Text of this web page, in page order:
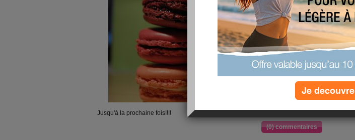
Jusqu'à la prochaine fois!!!!
(0) commentaires
Je decouvre